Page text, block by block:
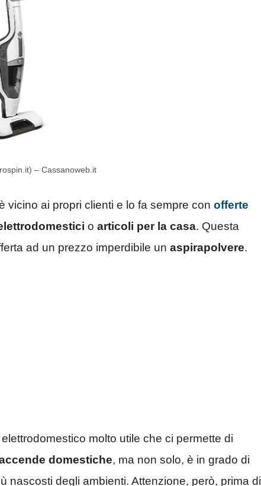
– Cassanoweb.it
vicino ai propri clienti e lo fa sempre con offerte
o articoli per la casa. Questa
ad un prezzo imperdibile un aspirapolvere.
molto utile che ci permette di
domestiche, ma non solo, è in grado di
nascosti degli ambienti. Attenzione, però, prima di